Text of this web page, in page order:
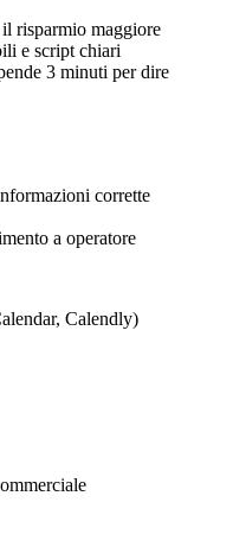
risparmio maggiore
e script chiari
3 minuti per dire
corrette
a operatore
Calendly)